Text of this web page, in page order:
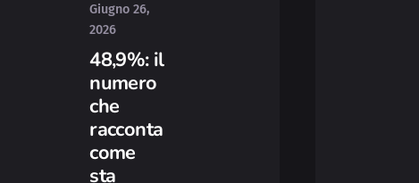
Giugno 26,
2026
48,9%: il
numero
che
racconta
come
sta